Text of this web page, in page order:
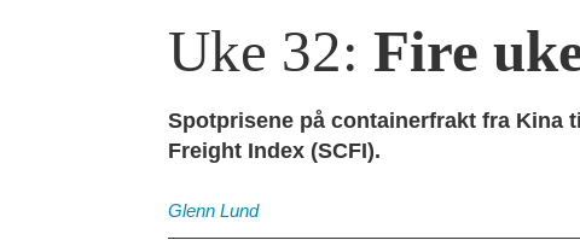
Uke 32:Fire
Spotprisene på containerfrakt fra Kina
Freight Index (SCFI).
Glenn Lund